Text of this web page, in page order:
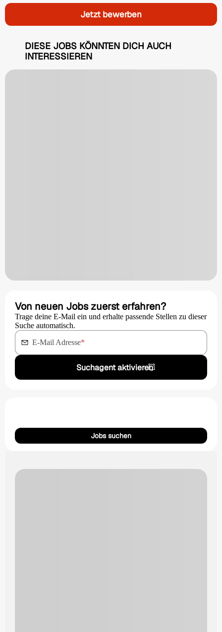
Jetzt bewerben
DIESE JOBS KÖNNTEN DICH AUCH
INTERESSIEREN
Von neuen Jobs zuerst erfahren?
Trage deine E-Mail ein und erhalte passende Stellen zu dieser
Suche automatisch.
E-Mail Adresse*
Suchagent aktivieren
Jobs suchen